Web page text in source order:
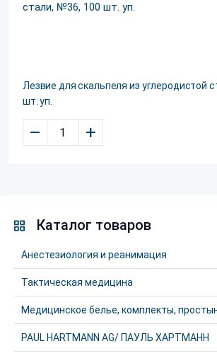
Лезвие для скальпеля из углеродистой
шт. уп.
– +
Каталог товаров
Анестезиология и реанимация
Тактическая медицина
Медицинское белье, комплекты,
PAUL HARTMANN AG/ ПАУЛЬ ХАРТМАНН